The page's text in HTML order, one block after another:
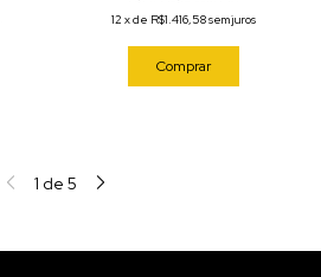
12 xde R$1.416,58sem juros
Comprar
1 de 5